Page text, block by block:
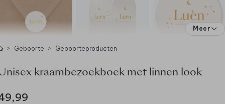
Meer
Geboorte Geboorteproducten
kraambezoekboek met linnen look